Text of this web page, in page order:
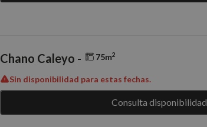
Chano Caleyo - 75m2
Sin disponibilidad para estas fechas.
Consulta disponibilidad